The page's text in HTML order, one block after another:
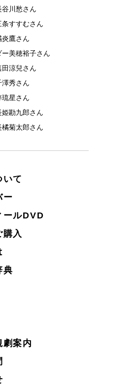
川 愁さん
条すすむさん
炎鷹さん
ー美穂裕子さん
涼兒さん
澤秀さん
琉星さん
姫勘九郎さん
橘菊太郎さん
いて
ー
ールDVD
入
典
劇案内